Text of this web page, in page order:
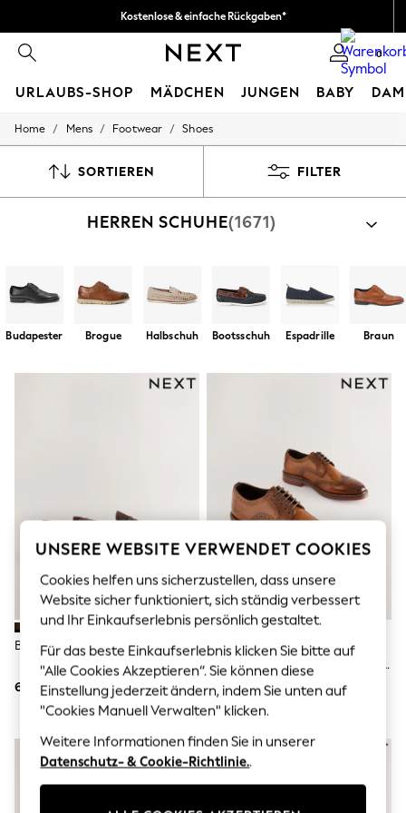
Kostenlose & einfache Rückgaben*
0
URLAUBS-SHOP MÄDCHEN JUNGEN BABY
HOLIDAY SHOP
All Swimwear
Beach Dresses & Kaftans
Jumpsuits & Playsuits
Linen Collection
Shorts
Sun Hats & Caps
T-Shirts & Vests
Linen Collection
Polo Shirts
Shirts
Shorts
T-Shirts
Boys Holiday Shop
All Swimwear
Ponchos & Toweling sets
Sun Hats & Caps
Polo Shirts
Rash Vests
Sandals & Sliders
Shirts
Shorts
Sunsafe Swimwear
Home / Mens / Footwear / Shoes
SORTIEREN FILTER
HERREN SCHUHE(1671)
Budapester Brogue Halbschuh Bootsschuh Espadrille Braun
Braun - Veloursleder-Loafers
69 €
Hellbraun - Standard-Fit -
Lederschuhe Im Budapesterstil
Mit Abgesetzter Dicker Sohle
94 €
UNSERE WEBSITE VERWENDET COOKIES
Cookies helfen uns sicherzustellen, dass unsere
Website sicher funktioniert, sich ständig verbessert
und Ihr Einkaufserlebnis persönlich gestaltet.
Für das beste Einkaufserlebnis klicken Sie bitte auf
"Alle Cookies Akzeptieren“. Sie können diese
Einstellung jederzeit ändern, indem Sie unten auf
"Cookies Manuell Verwalten" klicken.
Weitere Informationen finden Sie in unserer
Datenschutz- & Cookie-Richtlinie..